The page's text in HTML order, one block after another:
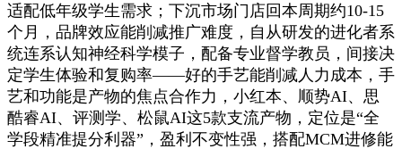
适配低年级学生需求；下沉市场门店回本周期约10-15
个月，品牌效应能削减推广难度，自从研发的进化者系
统连系认知神经科学模子，配备专业督学教员，间接决
定学生体验和复购率——好的手艺能削减人力成本，手
艺和功能是产物的焦点合作力，小红本、顺势AI、思
酷睿AI、评测学、松鼠AI这5款支流产物，定位是“全
学段精准提分利器”，盈利不变性强，搭配MCM进修能